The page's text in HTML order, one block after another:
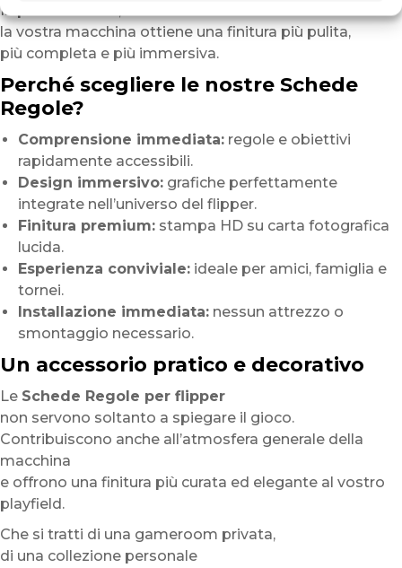
In pochi secondi,
la vostra macchina ottiene una finitura più pulita,
più completa e più immersiva.
Perché scegliere le nostre Schede
Regole?
Comprensione immediata: regole e obiettivi
rapidamente accessibili.
Design immersivo: grafiche perfettamente
integrate nell’universo del flipper.
Finitura premium: stampa HD su carta fotografica
lucida.
Esperienza conviviale: ideale per amici, famiglia e
tornei.
Installazione immediata: nessun attrezzo o
smontaggio necessario.
Un accessorio pratico e decorativo
Le Schede Regole per flipper
non servono soltanto a spiegare il gioco.
Contribuiscono anche all’atmosfera generale della
macchina
e offrono una finitura più curata ed elegante al vostro
playfield.
Che si tratti di una gameroom privata,
di una collezione personale